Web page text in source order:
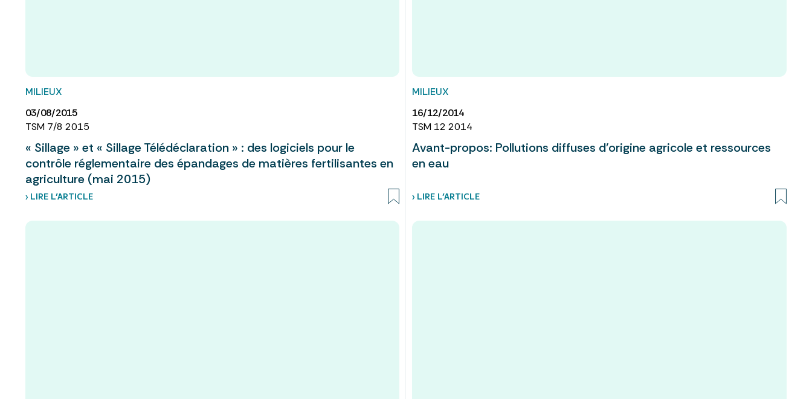
MILIEUX
03/08/2015
TSM 7/8 2015
« Sillage » et « Sillage Télédéclaration » : des logiciels pour le
contrôle réglementaire des épandages de matières fertilisantes en
agriculture (mai 2015)
› LIRE L’ARTICLE
MILIEUX
16/12/2014
TSM 12 2014
Avant-propos: Pollutions diffuses d'origine agricole et ressources
en eau
› LIRE L’ARTICLE